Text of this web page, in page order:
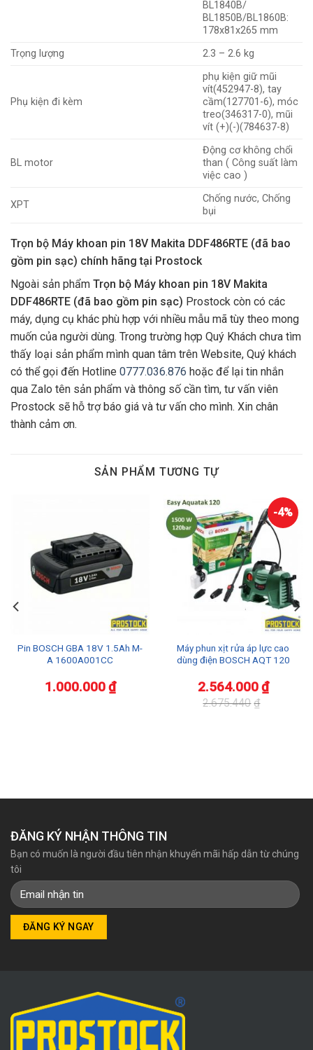
BL1840B/
BL1850B/BL1860B:
178x81x265 mm
Trọng lượng
2.3 – 2.6 kg
Phụ kiện đi kèm
phụ kiện giữ mũi
vít(452947-8), tay
cầm(127701-6), móc
treo(346317-0), mũi
vít (+)(-)(784637-8)
BL motor
Động cơ không chổi
than ( Công suất làm
việc cao )
XPT
Chống nước, Chống
bụi
Trọn bộ Máy khoan pin 18V Makita DDF486RTE (đã bao
gồm pin sạc) chính hãng tại Prostock
Ngoài sản phẩm Trọn bộ Máy khoan pin 18V Makita
DDF486RTE (đã bao gồm pin sạc) Prostock còn có các
máy, dụng cụ khác phù hợp với nhiều mẫu mã tùy theo mong
muốn của người dùng. Trong trường hợp Quý Khách chưa tìm
thấy loại sản phẩm mình quan tâm trên Website, Quý khách
có thể gọi đến Hotline 0777.036.876 hoặc để lại tin nhắn
qua Zalo tên sản phẩm và thông số cần tìm, tư vấn viên
Prostock sẽ hỗ trợ báo giá và tư vấn cho mình. Xin chân
thành cảm ơn.
SẢN PHẨM TƯƠNG TỰ
Pin BOSCH GBA 18V 1.5Ah M-
A 1600A001CC
1.000.000₫
-4%
Máy phun xịt rửa áp lực cao
dùng điện BOSCH AQT 120
2.675.440 ₫
2.564.000₫
ĐĂNG KÝ NHẬN THÔNG TIN
Bạn có muốn là người đầu tiên nhận khuyến mãi hấp dẫn từ chúng
tôi